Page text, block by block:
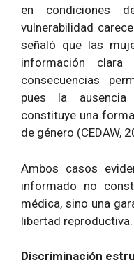
en condiciones
vulnerabilidad
señaló que las
información
consecuencias
pues la ausencia
constituye una
de género (CEDAW,
Ambos casos
informado no
médica, sino una
libertad reproductiva.
Discriminación